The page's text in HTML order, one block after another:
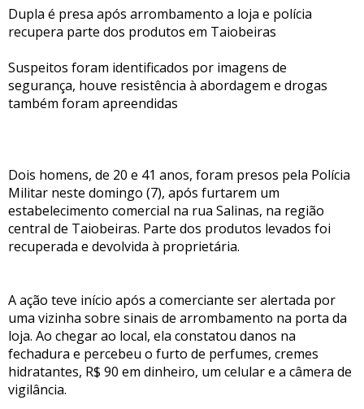
Dupla é presa após arrombamento a loja e polícia
recupera parte dos produtos em Taiobeiras
Suspeitos foram identificados por imagens de
segurança, houve resistência à abordagem e drogas
também foram apreendidas
Dois homens, de 20 e 41 anos, foram presos pela Polícia
Militar neste domingo (7), após furtarem um
estabelecimento comercial na rua Salinas, na região
central de Taiobeiras. Parte dos produtos levados foi
recuperada e devolvida à proprietária.
A ação teve início após a comerciante ser alertada por
uma vizinha sobre sinais de arrombamento na porta da
loja. Ao chegar ao local, ela constatou danos na
fechadura e percebeu o furto de perfumes, cremes
hidratantes, R$ 90 em dinheiro, um celular e a câmera de
vigilância.